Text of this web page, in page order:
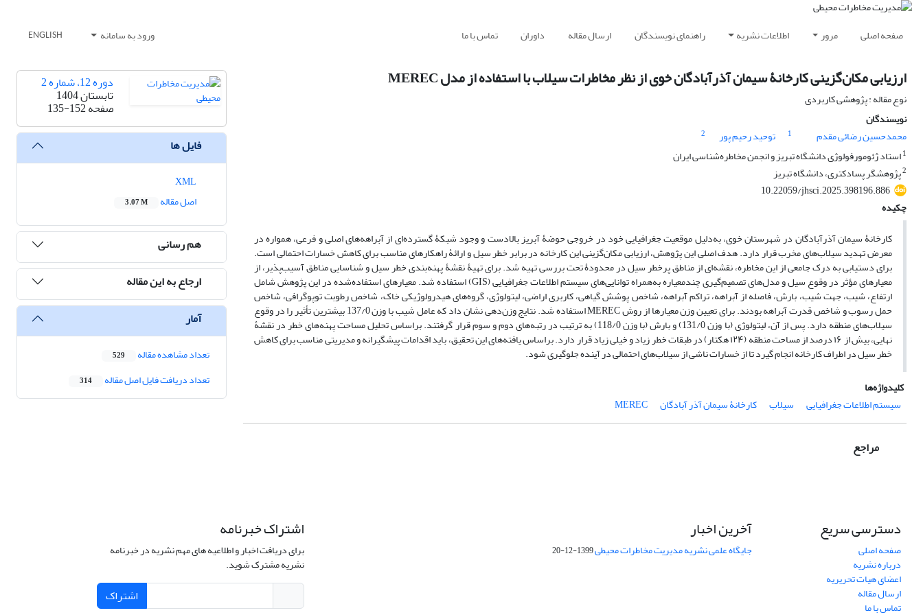
صفحه اصلی مرور اطلاعات نشریه راهنمای نویسندگان ارسال مقاله داوران تماس با ما ورود به سامانه ENGLISH
ارزیابی مکان‌گزینی کارخانۀ سیمان آذرآبادگان خوی از نظر مخاطرات سیلاب با استفاده از مدل MEREC
نوع مقاله : پژوهشی کاربردی
نویسندگان
محمدحسین رضائی مقدم
1 توحید رحیم پور
2
1استاد ژئومورفولوژی دانشگاه تبریز و انجمن مخاطره‌شناسی ایران
2پژوهشگر پسادکتری، دانشگاه تبریز
10.22059/jhsci.2025.398196.886
چکیده
کارخانۀ سیمان آذرآبادگان در شهرستان خوی، به‌دلیل موقعیت جغرافیایی خود در خروجی حوضۀ آبریز بالادست و وجود شبکۀ گسترده‌ای از آبراهه‌های اصلی و فرعی، همواره در
معرض تهدید سیلاب‌های مخرب قرار دارد. هدف اصلی این پژوهش، ارزیابی مکان‌گزینی این کارخانه در برابر خطر سیل و ارائۀ راهکارهای مناسب برای کاهش خسارات احتمالی است.
برای دستیابی به درک جامعی از این مخاطره، نقشه‌ای از مناطق پرخطر سیل در محدودۀ تحت بررسی تهیه شد. برای تهیۀ نقشۀ پهنه‌بندی خطر سیل و شناسایی مناطق آسیب‌پذیر، از
معیارهای مؤثر در وقوع سیل و مدل‌های تصمیم‌گیری چندمعیاره به‌همراه توانایی‌های سیستم اطلاعات جغرافیایی (GIS) استفاده شد. معیارهای استفاده‌شده در این پژوهش شامل
ارتفاع، شیب، جهت شیب، بارش، فاصله از آبراهه، تراکم آبراهه، شاخص پوشش گیاهی، کاربری اراضی، لیتولوژی، گروه‌های هیدرولوژیکی خاک، شاخص رطوبت توپوگرافی، شاخص
حمل رسوب و شاخص قدرت آبراهه بودند. برای تعیین وزن معیارها از روش MEREC استفاده شد. نتایج وزن‌دهی نشان داد که عامل شیب با وزن 137/0 بیشترین تأثیر را در وقوع
سیلاب‌های منطقه دارد. پس از آن، لیتولوژی (با وزن 131/0) و بارش (با وزن 118/0) به ترتیب در رتبه‌های دوم و سوم قرار گرفتند. براساس تحلیل مساحت پهنه‌های خطر در نقشۀ
نهایی، بیش از ۱۶ درصد از مساحت منطقه (۱۲۴ هکتار) در طبقات خطر زیاد و خیلی زیاد قرار دارد. براساس یافته‌های این تحقیق، باید اقدامات پیشگیرانه و مدیریتی مناسب برای کاهش
خطر سیل در اطراف کارخانه انجام گیرد تا از خسارات ناشی از سیلاب‌های احتمالی در آینده جلوگیری شود.
کلیدواژه‌ها
سیستم اطلاعات جغرافیایی
سیلاب کارخانۀ سیمان آذر آبادگان MEREC
مراجع
دوره 12، شماره 2
تابستان 1404
صفحه135-152
فایل ها
اصل مقاله
3.07 M
هم رسانی
ارجاع به این مقاله
آمار
تعداد مشاهده مقاله 529
تعداد دریافت فایل اصل مقاله 314
دسترسی سریع
صفحه اصلی
درباره نشریه
اعضای هیات تحریریه
ارسال مقاله
تماس با ما
آخرین اخبار
جایگاه علمی نشریه مدیریت مخاطرات محیطی1399-12-20
اشتراک خبرنامه
برای دریافت اخبار و اطلاعیه های مهم نشریه در خبرنامه
نشریه مشترک شوید.
اشتراک